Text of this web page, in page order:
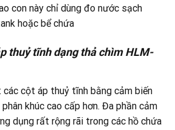
con này chỉ dùng đo nước sạch
hoặc bể chứa
thuỷ tĩnh dạng thả chìm HLM-
cột áp thuỷ tĩnh bằng cảm biến
khúc cao cấp hơn. Đa phần cảm
dụng rất rộng rãi trong các hồ chứa